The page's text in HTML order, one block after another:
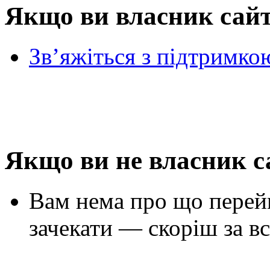
Якщо ви власник
Зв’яжіться з
Якщо ви не власник
Вам нема про що
зачекати — скоріш за